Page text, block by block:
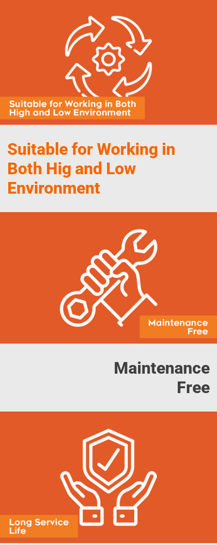
Suitable for Working in
Both Hig and Low
Environment
Maintenance
Free